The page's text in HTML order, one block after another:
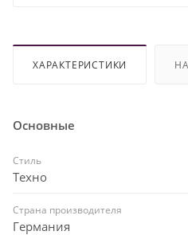
ХАРАКТЕРИСТИКИ
Основные
Стиль
Техно
Страна производителя
Германия